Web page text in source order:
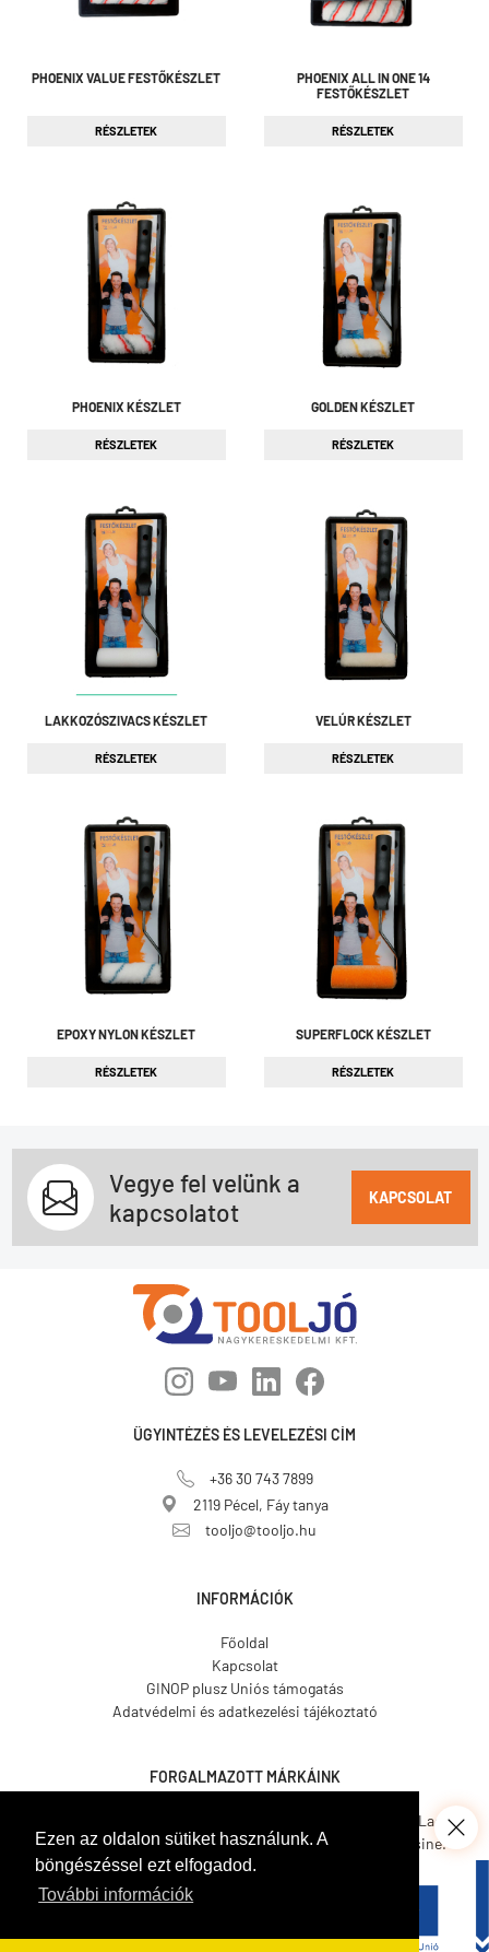
Ezen az oldalon sütiket használunk. A
böngészéssel ezt elfogadod.
További információk
PHOENIX VALUE FESTŐKÉSZLET
RÉSZLETEK
PHOENIX ALL IN ONE 14
FESTŐKÉSZLET
RÉSZLETEK
PHOENIX KÉSZLET
RÉSZLETEK
GOLDEN KÉSZLET
RÉSZLETEK
LAKKOZÓSZIVACS KÉSZLET
RÉSZLETEK
VELÚR KÉSZLET
RÉSZLETEK
EPOXY NYLON KÉSZLET
RÉSZLETEK
SUPERFLOCK KÉSZLET
RÉSZLETEK
Vegye fel velünk a
kapcsolatot
KAPCSOLAT
ÜGYINTÉZÉS ÉS LEVELEZÉSI CÍM
+36 30 743 7899
2119 Pécel, Fáy tanya
tooljo@tooljo.hu
INFORMÁCIÓK
Főoldal
Kapcsolat
GINOP plusz Uniós támogatás
Adatvédelmi és adatkezelési tájékoztató
FORGALMAZOTT MÁRKÁINK
Coverit.
Tecnover.
Gamma Pennelli.
Hemmax.
Walled.
CosmosLac.
Pava Resine.